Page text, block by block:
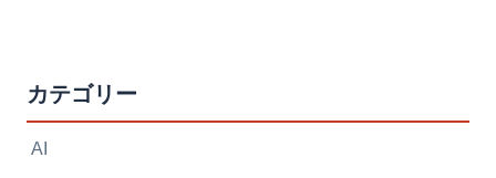
カテゴリー
AI